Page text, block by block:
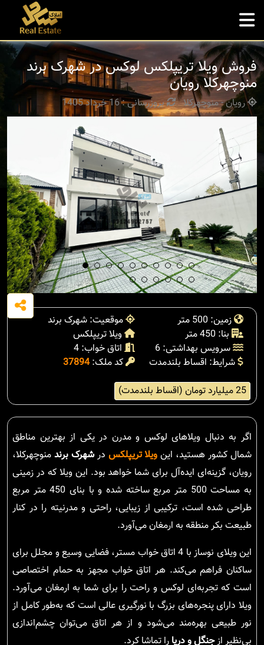
فروش ویلا تریپلکس لوکس در شهرک برند
منوچهرکلا رویان
رویان - منوچهرکلا بروزرسانی : 16 خرداد 1405
زمین: 500 متر
موقعیت: شهرک برند
بنا: 450 متر
ویلا تریپلکس
سرویس بهداشتی: 6
اتاق خواب: 4
شرایط: اقساط بلندمدت
کد ملک:37894
25 میلیارد تومان (اقساط بلندمدت)
اگر به دنبال ویلاهای لوکس و مدرن در یکی از بهترین مناطق
شمال کشور هستید، این ویلا تریپلکس درشهرک برند منوچهرکلا،
رویان، گزینه‌ای ایده‌آل برای شما خواهد بود. این ویلا که در زمینی
به مساحت 500 متر مربع ساخته شده و با بنای 450 متر مربع
طراحی شده است، ترکیبی از زیبایی، راحتی و مدرنیته را در کنار
طبیعت بکر منطقه به ارمغان می‌آورد.
این ویلای نوساز با 4 اتاق خواب مستر، فضایی وسیع و مجلل برای
ساکنان فراهم می‌کند. هر اتاق خواب مجهز به حمام اختصاصی
است که تجربه‌ای لوکس و راحت را برای شما به ارمغان می‌آورد.
ویلا دارای پنجره‌های بزرگ با نورگیری عالی است که به‌طور کامل از
نور طبیعی بهره‌مند می‌شود و از هر اتاق می‌توان چشم‌اندازی
بی‌نظیر ازجنگل و دریا را تماشا کرد.